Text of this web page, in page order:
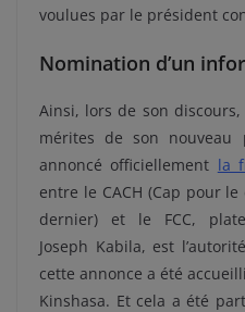
voulues par le président
Nomination d’un
Ainsi, lors de son
mérites de son
annoncé officiellement la
entre le CACH (Cap pour
dernier) et le FCC,
Joseph Kabila, est
cette annonce a été
Kinshasa. Et cela a été